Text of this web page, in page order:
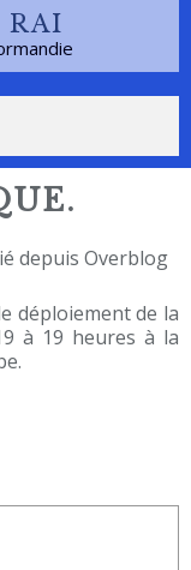
RAI
depuis Overblog
déploiement de la
à 19 heures à la